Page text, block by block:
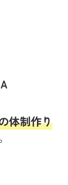
体制作り